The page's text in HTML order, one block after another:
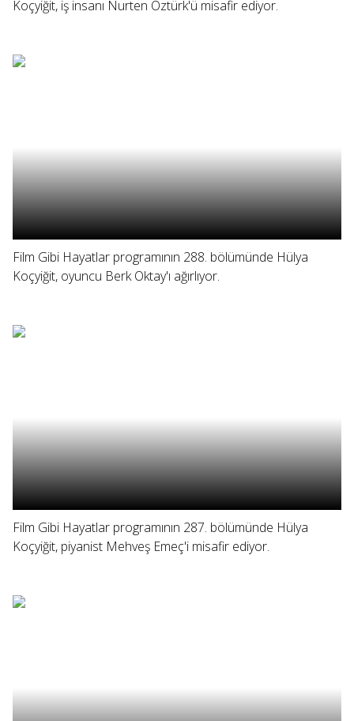
Koçyiğit, iş insanı Nurten Öztürk'ü misafir ediyor.
Film Gibi Hayatlar programının 288. bölümünde Hülya
Koçyiğit, oyuncu Berk Oktay'ı ağırlıyor.
Film Gibi Hayatlar programının 287. bölümünde Hülya
Koçyiğit, piyanist Mehveş Emeç'i misafir ediyor.